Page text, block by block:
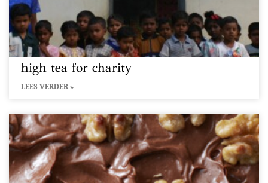
high tea for charity
LEES VERDER »